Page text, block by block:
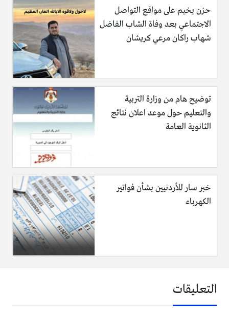
حزن يخيم على مواقع التواصل
الاجتماعي بعد وفاة الشاب الفاضل
شهاب راكان مرعي كريشان
توضيح هام من وزارة التربية
والتعليم حول موعد اعلان نتائج
الثانوية العامة
خبر سار للأردنيين بشأن فواتير
الكهرباء
التعليقات